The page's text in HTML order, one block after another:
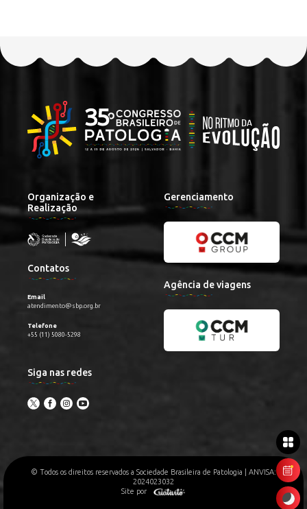
Organização e
Realização
Contatos
Email
atendimento@sbp.org.br
Telefone
+55 (11) 5080-5298
Siga nas redes
Gerenciamento
Agência de viagens
© Todos os direitos reservados a Sociedade Brasileira de Patologia | ANVISA:
2024023032
Site por